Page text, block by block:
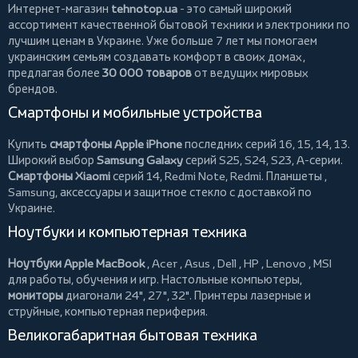
Интернет-магазин tehnotop.ua - это самый широкий
ассортимент качественной бытовой техники и электроники по
лучшим ценам в Украине. Уже больше 7 лет мы помогаем
украинским семьям создавать комфорт в своих домах,
предлагая более 30 000 товаровот ведущих мировых
брендов.
Смартфоны и мобильные устройства
Купить смартфоны Apple iPhoneпоследних серий 16, 15, 14, 13.
Широкий выбор Samsung Galaxyсерий S25, S24, S23, A-серии.
Смартфоны Xiaomiсерий 14, Redmi Note, Redmi. Планшеты ,
Samsung, аксессуары и защитное стекло с доставкой по
Украине.
Ноутбуки и компьютерная техника
Ноутбуки Apple MacBook,Acer ,Asus ,Dell ,HP ,Lenovo ,MSI
для работы, обучения и игр. Настольные компьютеры,
мониторыдиагонали 24", 27", 32". Принтеры лазерные и
струйные, компьютерная периферия.
Великогабаритная бытовая техника